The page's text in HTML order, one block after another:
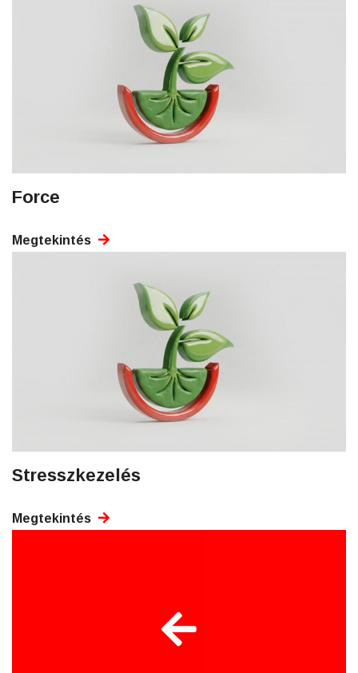
Force
Megtekintés
Stresszkezelés
Megtekintés